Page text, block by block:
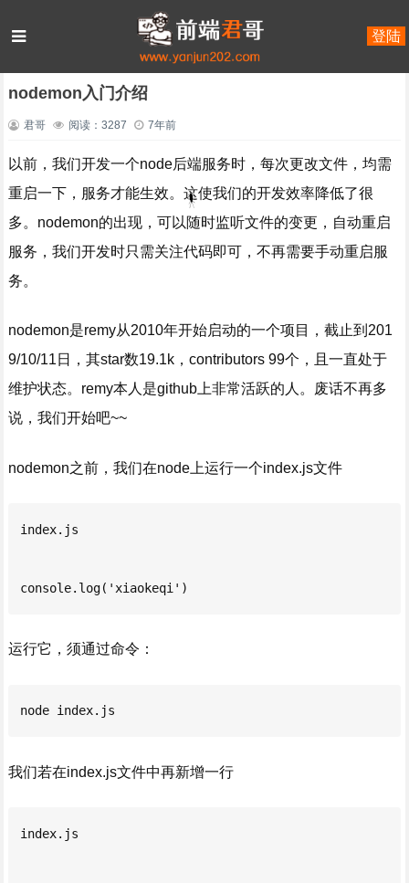
登陆
nood.js 正文
nodemon入门介绍
君哥 阅读：3287 7年前
以前，我们开发一个node后端服务时，每次更改文件，均需
重启一下，服务才能生效。这使我们的开发效率降低了很
多。nodemon的出现，可以随时监听文件的变更，自动重启
服务，我们开发时只需关注代码即可，不再需要手动重启服
务。
nodemon是remy从2010年开始启动的一个项目，截止到201
9/10/11日，其star数19.1k，contributors 99个，且一直处于
维护状态。remy本人是github上非常活跃的人。废话不再多
说，我们开始吧~~
nodemon之前，我们在node上运行一个index.js文件
index.js
console.log('xiaokeqi')
运行它，须通过命令：
node index.js
我们若在index.js文件中再新增一行
index.js